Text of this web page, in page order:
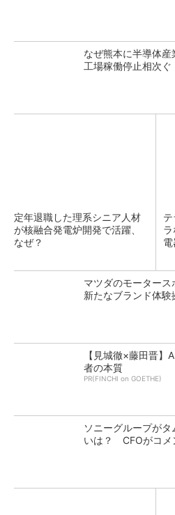
なぜ熊本に半導体
工場稼働停止相次ぐ
定年退職した理系シニア人材
が核融合発電炉開発で活躍、
なぜ？
マツダのモータース
新たなブランド体験
【見城徹×藤田晋】
者の本質
PR(FINCHI on GOETHE)
ソニーグループが
いは？ CFOがコメ